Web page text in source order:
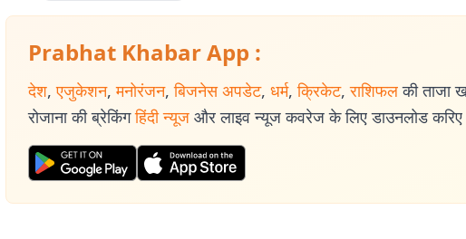
Prabhat Khabar App :
देश, एजुकेशन, मनोरंजन, बिजनेस अपडेट, धर्म, क्रिकेट, राशिफल की ताजा
रोजाना की ब्रेकिंग हिंदी न्यूज और लाइव न्यूज कवरेज के लिए डाउनलोड करिए